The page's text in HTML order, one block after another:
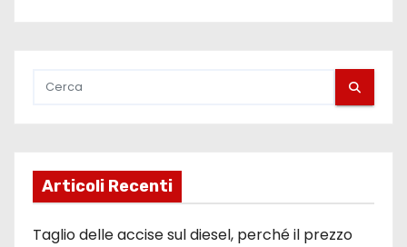
Articoli Recenti
Taglio delle accise sul diesel, perché il prezzo